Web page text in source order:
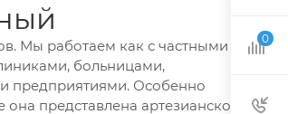
Мы работаем как с частными
больницами,
предприятиями. Особенно
представлена артезианской
0